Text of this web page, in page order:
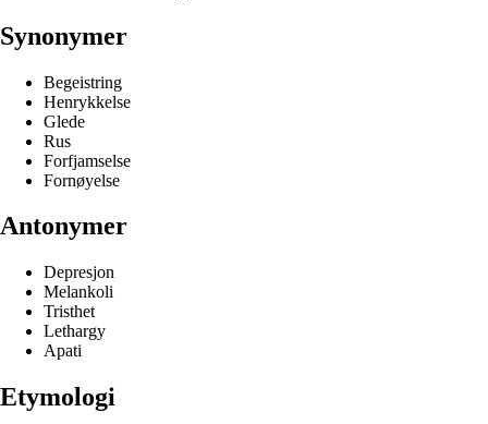
Synonymer
Begeistring
Henrykkelse
Glede
Rus
Forfjamselse
Fornøyelse
Antonymer
Depresjon
Melankoli
Tristhet
Lethargy
Apati
Etymologi